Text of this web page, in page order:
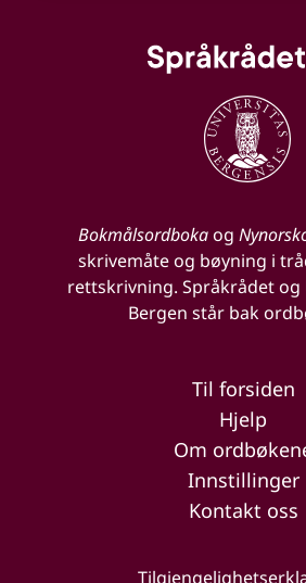
Bokmålsordbokaog
skrivemåte og bøyning i
rettskrivning. Språkrådet og
Bergen står bak
Til forsiden
Hjelp
Om
Innstillinger
Kontakt oss